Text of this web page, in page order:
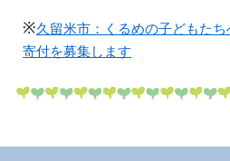
※久留米市：くるめの子どもた
寄付を募集します